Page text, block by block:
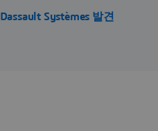
Dassault Systèmes 발견